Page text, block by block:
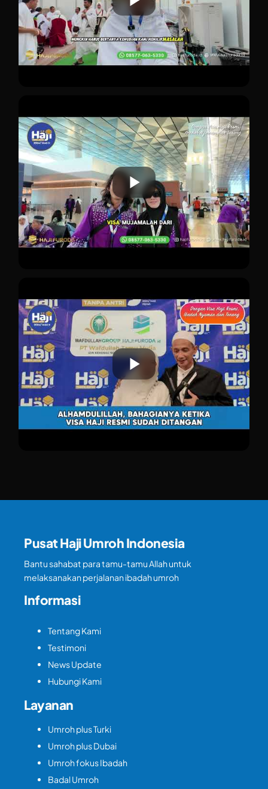
Pusat Haji Umroh Indonesia
Bantu sahabat para tamu-tamu Allah untuk
melaksanakan perjalanan ibadah umroh
Informasi
Tentang Kami
Testimoni
News Update
Hubungi Kami
Layanan
Umroh plus Turki
Umroh plus Dubai
Umroh fokus Ibadah
Badal Umroh